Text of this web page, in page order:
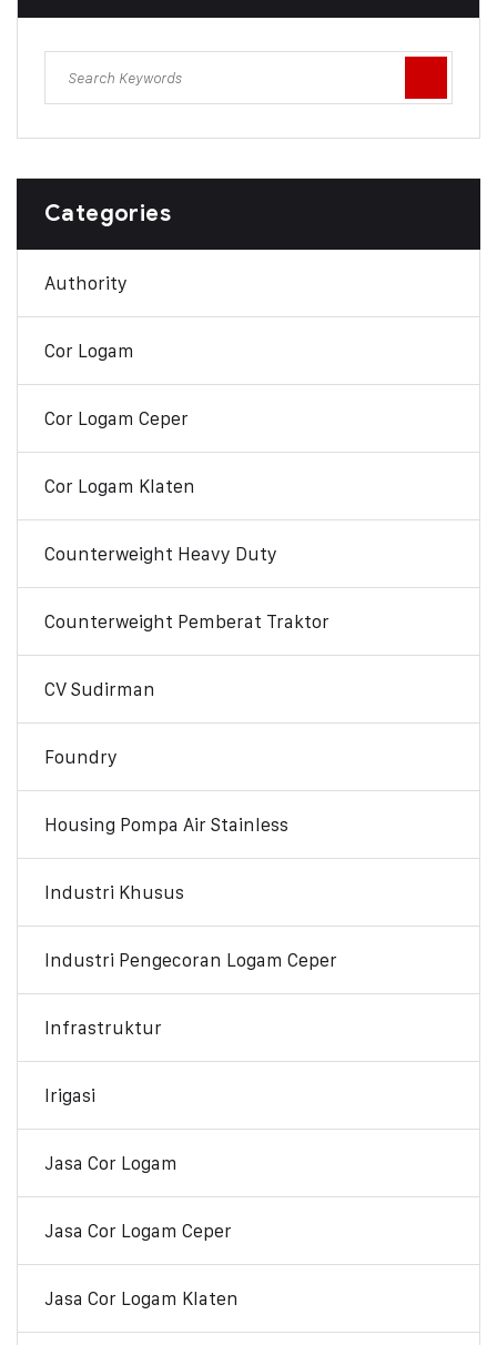
Categories
Authority
Cor Logam
Cor Logam Ceper
Cor Logam Klaten
Counterweight Heavy Duty
Counterweight Pemberat Traktor
CV Sudirman
Foundry
Housing Pompa Air Stainless
Industri Khusus
Industri Pengecoran Logam Ceper
Infrastruktur
Irigasi
Jasa Cor Logam
Jasa Cor Logam Ceper
Jasa Cor Logam Klaten